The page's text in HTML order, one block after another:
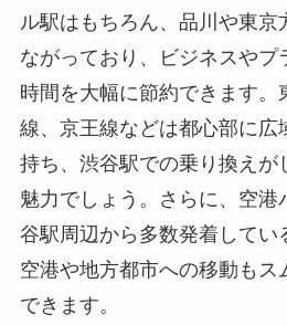
ル駅はもちろん、品川や東京
ながっており、ビジネスやプ
時間を大幅に節約できます。
線、京王線などは都心部に広
持ち、渋谷駅での乗り換えが
魅力でしょう。さらに、空港
谷駅周辺から多数発着してい
空港や地方都市への移動もス
できます。